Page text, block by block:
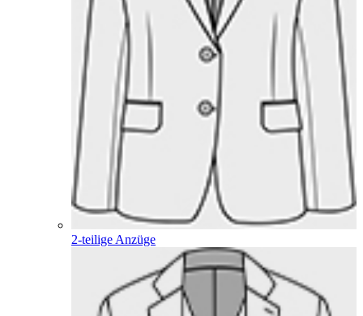
2-teilige Anzüge